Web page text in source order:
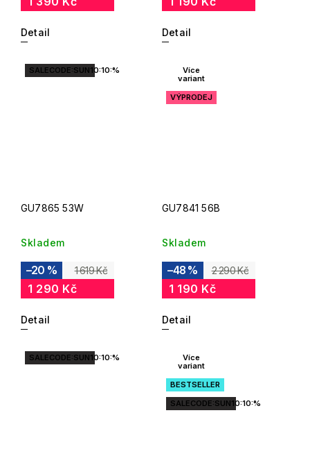
Detail Detail
SALECODE:SUN10:10:%
GU7865 53W
Skladem
1 619 Kč
–20 %
1 290 Kč
Detail
Více
variant
VÝPRODEJ
GU7841 56B
Skladem
2 290 Kč
–48 %
1 190 Kč
Detail
SALECODE:SUN10:10:%
Více
variant
BESTSELLER
SALECODE:SUN10:10:%